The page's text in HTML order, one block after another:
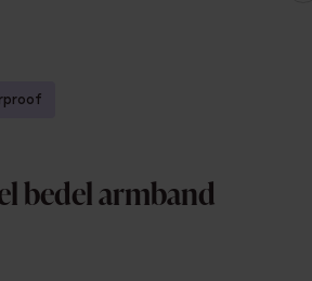
bedel armband